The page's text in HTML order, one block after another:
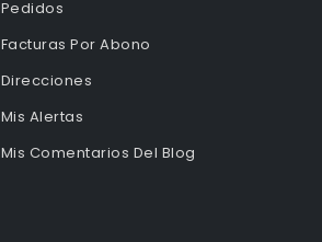
Pedidos
Facturas Por Abono
Direcciones
Mis Alertas
Mis Comentarios Del Blog